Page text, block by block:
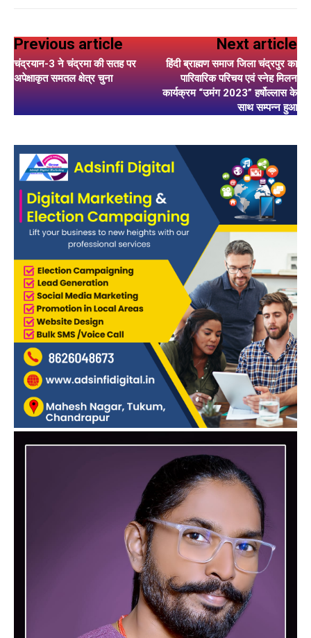
Previous article
चंद्रयान-3 ने चंद्रमा की सतह पर
अपेक्षाकृत समतल क्षेत्र चुना
Next article
हिंदी ब्राह्मण समाज जिला चंद्रपुर का
पारिवारिक परिचय एवं स्नेह मिलन
कार्यक्रम “उमंग 2023” हर्षोल्लास के
साथ सम्पन्न हुआ